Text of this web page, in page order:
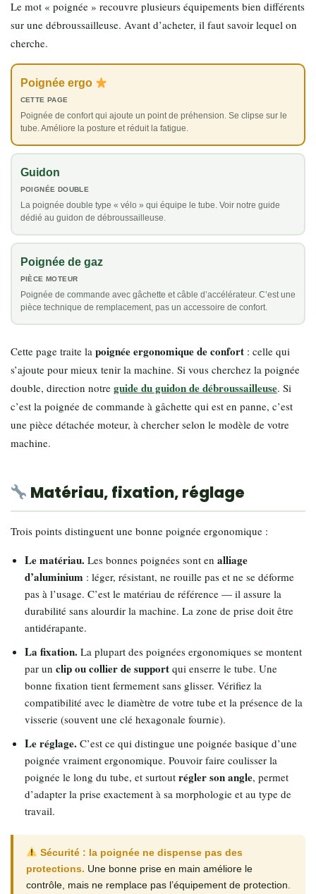
Le mot « poignée » recouvre plusieurs équipements bien différents
sur une débroussailleuse. Avant d’acheter, il faut savoir lequel on
cherche.
Poignée ergo
CETTE PAGE
Poignée de confort qui ajoute un point de préhension. Se clipse sur le
tube. Améliore la posture et réduit la fatigue.
Guidon
POIGNÉE DOUBLE
La poignée double type « vélo » qui équipe le tube. Voir notre guide
dédié au guidon de débroussailleuse.
Poignée de gaz
PIÈCE MOTEUR
Poignée de commande avec gâchette et câble d’accélérateur. C’est une
pièce technique de remplacement, pas un accessoire de confort.
Cette page traite la poignée ergonomique de confort : celle qui
s’ajoute pour mieux tenir la machine. Si vous cherchez la poignée
double, direction notre guide du guidon de débroussailleuse. Si
c’est la poignée de commande à gâchette qui est en panne, c’est
une pièce détachée moteur, à chercher selon le modèle de votre
machine.
Matériau, fixation, réglage
Trois points distinguent une bonne poignée ergonomique :
Le matériau. Les bonnes poignées sont en alliage
d’aluminium : léger, résistant, ne rouille pas et ne se déforme
pas à l’usage. C’est le matériau de référence — il assure la
durabilité sans alourdir la machine. La zone de prise doit être
antidérapante.
La fixation. La plupart des poignées ergonomiques se montent
par un clip ou collier de support qui enserre le tube. Une
bonne fixation tient fermement sans glisser. Vérifiez la
compatibilité avec le diamètre de votre tube et la présence de la
visserie (souvent une clé hexagonale fournie).
Le réglage. C’est ce qui distingue une poignée basique d’une
poignée vraiment ergonomique. Pouvoir faire coulisser la
poignée le long du tube, et surtout régler son angle, permet
d’adapter la prise exactement à sa morphologie et au type de
travail.
Sécurité : la poignée ne dispense pas des
protections. Une bonne prise en main améliore le
contrôle, mais ne remplace pas l’équipement de protection.